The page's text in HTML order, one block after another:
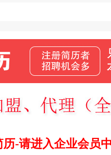
-请进入企业会员